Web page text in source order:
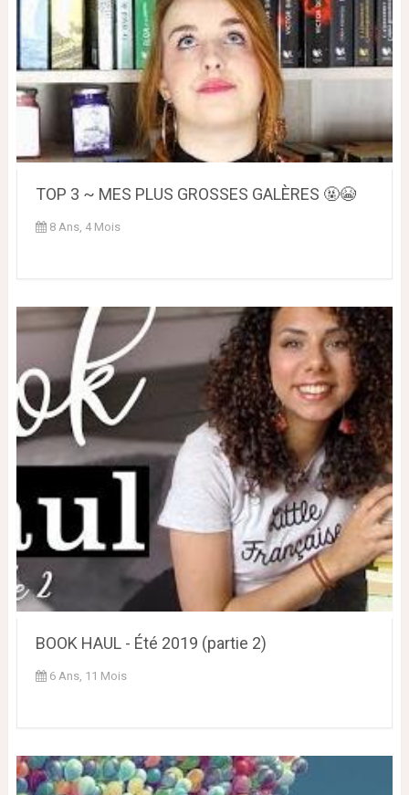
TOP 3 ~ MES PLUS GROSSES GALÈRES 🤬😭
8 Ans, 4 Mois
BOOK HAUL - Été 2019 (partie 2)
6 Ans, 11 Mois